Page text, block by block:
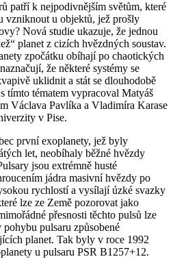
patří k nejpodivnějším světům, které
vzniknout u objektů, jež prošly
Nová studie ukazuje, že jednou
planet z cizích hvězdných soustav.
zpočátku obíhají po chaotických
že některé systémy se
uklidnit a stát se dlouhodobě
tímto tématem vypracoval Matyáš
Václava Pavlíka a Vladimíra Karase
v Pise.
první exoplanety, jež byly
let, neobíhaly běžné hvězdy
jsou extrémně husté
jádra masivní hvězdy po
rychlostí a vysílají úzké svazky
lze ze Země pozorovat jako
přesnosti těchto pulsů lze
pulsaru způsobené
planet. Tak byly v roce 1992
u pulsaru PSR B1257+12.